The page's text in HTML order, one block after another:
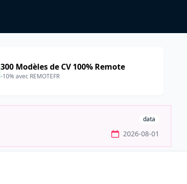
300 Modèles de CV 100% Remote
-10% avec REMOTEFR
data
2026-08-01